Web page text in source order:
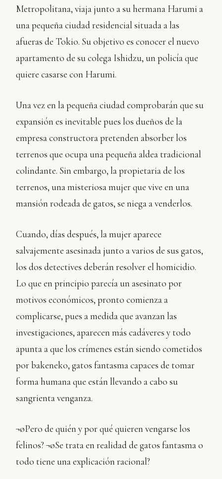
Metropolitana, viaja junto a su hermana Harumi a
una pequeña ciudad residencial situada a las
afueras de Tokio. Su objetivo es conocer el nuevo
apartamento de su colega Ishidzu, un policía que
quiere casarse con Harumi.
Una vez en la pequeña ciudad comprobarán que su
expansión es inevitable pues los dueños de la
empresa constructora pretenden absorber los
terrenos que ocupa una pequeña aldea tradicional
colindante. Sin embargo, la propietaria de los
terrenos, una misteriosa mujer que vive en una
mansión rodeada de gatos, se niega a venderlos.
Cuando, días después, la mujer aparece
salvajemente asesinada junto a varios de sus gatos,
los dos detectives deberán resolver el homicidio.
Lo que en principio parecía un asesinato por
motivos económicos, pronto comienza a
complicarse, pues a medida que avanzan las
investigaciones, aparecen más cadáveres y todo
apunta a que los crímenes están siendo cometidos
por bakeneko, gatos fantasma capaces de tomar
forma humana que están llevando a cabo su
sangrienta venganza.
¬øPero de quién y por qué quieren vengarse los
felinos? ¬øSe trata en realidad de gatos fantasma o
todo tiene una explicación racional?